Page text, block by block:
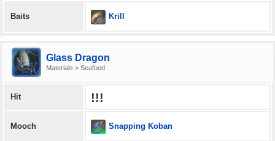
Baits Krill
Glass Dragon
Materials > Seafood
Hit !!!
Mooch Snapping Koban